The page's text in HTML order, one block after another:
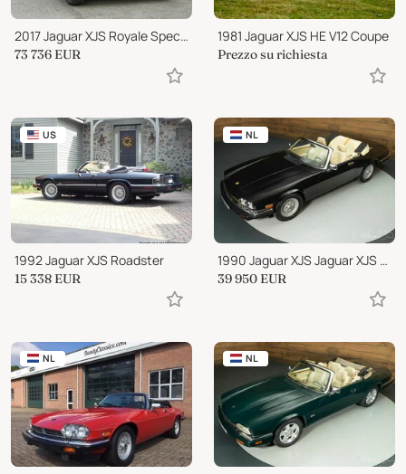
2017 Jaguar XJS Royale Special
73 736 EUR
1981 Jaguar XJS HE V12 Coupe
Prezzo su richiesta
US
1992 Jaguar XJS Roadster
15 338 EUR
NL
1990 Jaguar XJS Jaguar XJS Cabriolet
39 950 EUR
NL NL